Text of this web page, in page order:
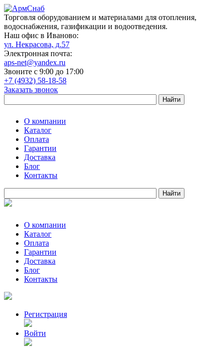
Торговля оборудованием и материалами для отопления,
водоснабжения, газификации и водоотведения.
Наш офис в Иваново:
ул. Некрасова, д.57
Электронная почта:
aps-net@yandex.ru
Звоните с 9:00 до 17:00
+7 (4932) 58-18-58
Заказать звонок
О компании
Каталог
Оплата
Гарантии
Доставка
Блог
Контакты
О компании
Каталог
Оплата
Гарантии
Доставка
Блог
Контакты
Регистрация
Войти